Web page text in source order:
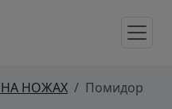
НА НОЖАХ Помидор